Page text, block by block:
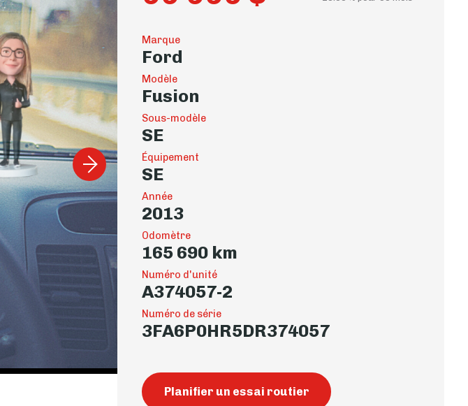
Marque
Ford
Modèle
Fusion
Sous-modèle
SE
Équipement
SE
Année
2013
Odomètre
165 690 km
Numéro d'unité
A374057-2
Numéro de série
3FA6P0HR5DR374057
Planifier un essai routier